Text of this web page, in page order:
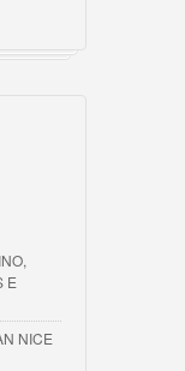
E
NICE